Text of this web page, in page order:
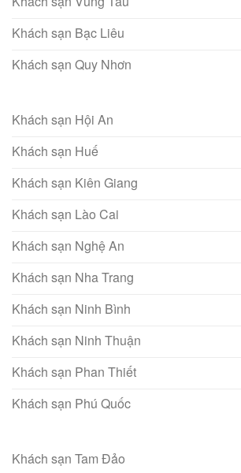
Khách sạn Bạc Liêu
Khách sạn Quy Nhơn
Khách sạn Hội An
Khách sạn Huế
Khách sạn Kiên Giang
Khách sạn Lào Cai
Khách sạn Nghệ An
Khách sạn Nha Trang
Khách sạn Ninh Bình
Khách sạn Ninh Thuận
Khách sạn Phan Thiết
Khách sạn Phú Quốc
Khách sạn Tam Đảo